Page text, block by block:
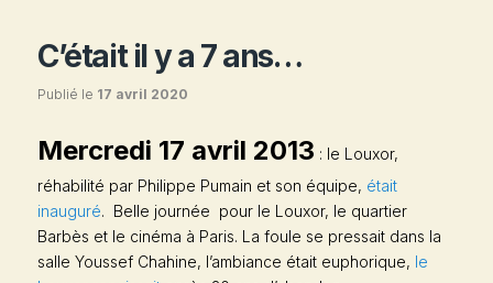
C’était il y a 7 ans…
Publié le 17 avril 2020
Mercredi 17 avril 2013 : le Louxor,
réhabilité par Philippe Pumain et son équipe, était
inauguré. Belle journée pour le Louxor, le quartier
Barbès et le cinéma à Paris. La foule se pressait dans la
salle Youssef Chahine, l’ambiance était euphorique, le